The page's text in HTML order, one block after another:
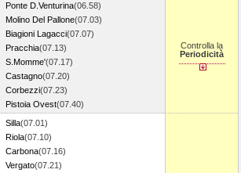
Ponte D.Venturina(06.58)
Molino Del Pallone(07.03)
Biagioni Lagacci(07.07)
Pracchia(07.13)
S.Momme'(07.17)
Castagno(07.20)
Corbezzi(07.23)
Pistoia Ovest(07.40)
Controlla la
Periodicità
Silla(07.01)
Riola(07.10)
Carbona(07.16)
Vergato(07.21)